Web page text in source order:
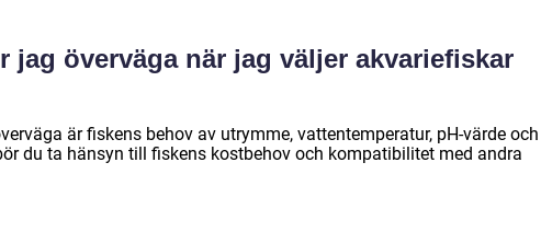
jag överväga när jag väljer akvariefiskar
är fiskens behov av utrymme, vattentemperatur, pH-värde och
du ta hänsyn till fiskens kostbehov och kompatibilitet med andra